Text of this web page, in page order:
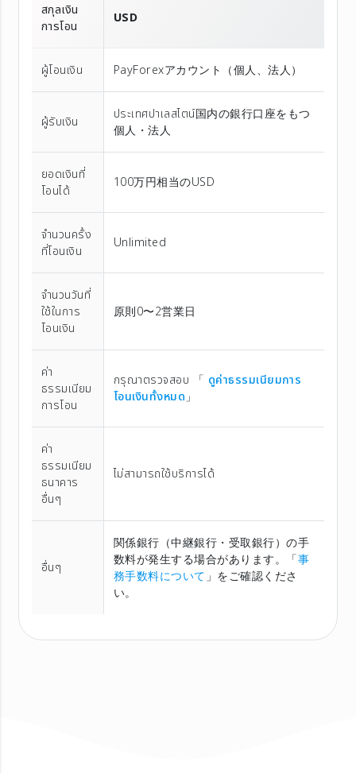
สกุลเงิน
การโอน
USD
ผู้โอนเงิน PayForexアカウント（個⼈、法⼈）
ผู้รับเงิน
ประเทศปาเลสไตน์国内の銀行口座をもつ
個人・法人
ยอดเงินที่
โอนได้
100万円相当のUSD
จำนวนครั้ง
ที่โอนเงิน
Unlimited
จำนวนวันที่
ใช้ในการ
โอนเงิน
原則0〜2営業日
ค่า
ธรรมเนียม
การโอน
กรุณาตรวจสอบ 「 ดูค่าธรรมเนียมการ
โอนเงินทั้งหมด」
ค่า
ธรรมเนียม
ธนาคาร
อื่นๆ
ไม่สามารถใช้บริการได้
อื่นๆ
関係銀行（中継銀行・受取銀行）の手
数料が発生する場合があります。「事
務手数料について」をご確認くださ
い。